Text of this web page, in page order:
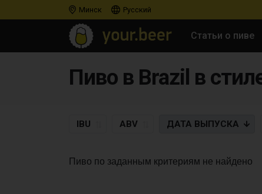
Минск Русский
Статьи о пиве
Пиво в Brazil в
IBU ABV ДАТА ВЫПУСКА
Пиво по заданным критериям не найдено